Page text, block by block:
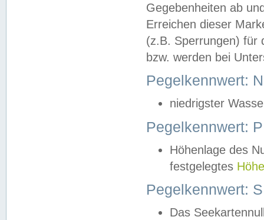
Gegebenheiten ab
Erreichen dieser
(z.B. Sperrungen) für
bzw. werden bei
Pegelkennwert:
niedrigster
Pegelkennwert:
Höhenlage des
festgelegtes
Pegelkennwert:
Das